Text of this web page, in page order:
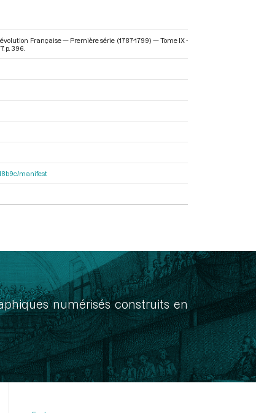
Française — Première série (1787-1799) — Tome IX -
p. 396.
manifest
numérisés construits en